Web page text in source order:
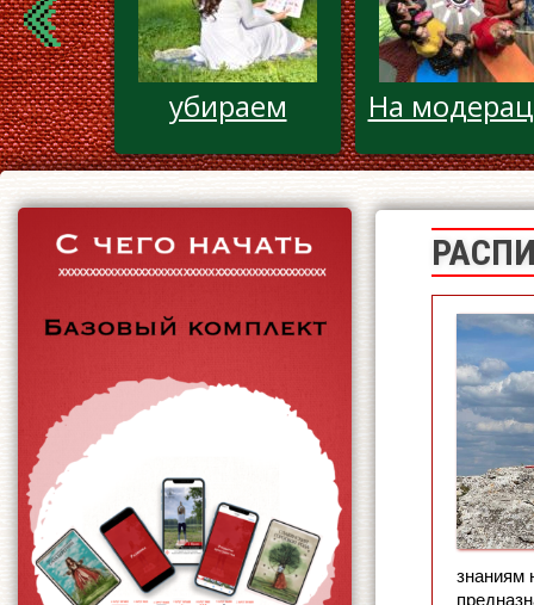
БЛОГ убираем
знаниям